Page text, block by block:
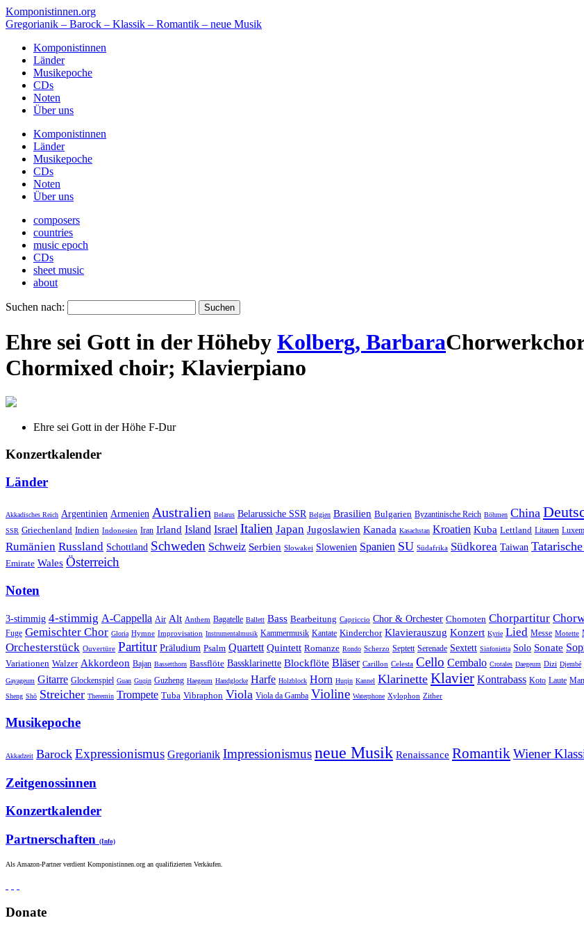
Komponistinnen.org
Gregorianik – Barock – Klassik – Romantik – neue Musik
Komponistinnen
Länder
Musikepoche
CDs
Noten
Über uns
Komponistinnen
Länder
Musikepoche
CDs
Noten
Über uns
composers
countries
music epoch
CDs
sheet music
about
Suchen nach:
Ehre sei Gott in der Höheby Kolberg, BarbaraChorwerk
Chormixed choir; Klavierpiano
​Ehre sei Gott in der Höhe F-Dur
Konzertkalender
Länder
Akkadisches Reich Argentinien Armenien Australien Belarus Belarussiche SSR Belgien Brasilien Bulgarien Byzantinische Reich Böhmen China
SSR Griechenland Indien Indonesien Iran Irland Island Israel Italien Japan Jugoslawien Kanada Kasachstan Kroatien Kuba Lettland Litauen
Rumänien Russland Schottland Schweden Schweiz Serbien Slowakei Slowenien Spanien SU Südafrika Südkorea Taiwan
Emirate Wales Österreich
Noten
3-stimmig 4-stimmig A-Cappella Air Alt Anthem Bagatelle Ballett Bass Bearbeitung Capriccio Chor & Orchester Chornoten Chorpartitur
Fuge Gemischter Chor Gloria Hymne Improvisation Instrumentalmusik Kammermusik Kantate Kinderchor Klavierauszug Konzert Kyrie Lied Messe Motette
Orchesterstück Ouvertüre Partitur Präludium Psalm Quartett Quintett Romanze Rondo Scherzo Septett Serenade Sextett Sinfonietta Solo Sonate
Variationen Walzer Akkordeon Bajan Bassetthorn Bassflöte Bassklarinette Blockflöte Bläser Carillon Celesta Cello Cembalo Crotales Daegeum Dizi Djembé
Gayageum Gitarre Glockenspiel Guan Guqin Guzheng Haegeum Handglocke Harfe Holzblock Horn Huqin Kannel Klarinette Klavier Kontrabass Koto Laute
Sheng Shō Streicher Theremin Trompete Tuba Vibraphon Viola Viola da Gamba Violine Waterphone Xylophon Zither
Musikepoche
Akkadzeit Barock Expressionismus Gregorianik Impressionismusneue Musik Renaissance RomantikWiener
Zeitgenossinnen
Konzertkalender
Partnerschaften (Info)
Als Amazon-Partner verdient Komponistinnen.org an qualifizierten Verkäufen.
Donate